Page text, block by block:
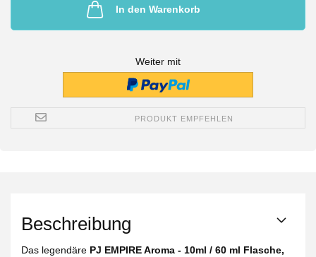
In den Warenkorb
Weiter mit
PRODUKT EMPFEHLEN
Beschreibung
Das legendäre PJ EMPIRE Aroma - 10ml / 60 ml Flasche,